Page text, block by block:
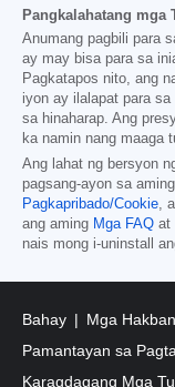
Pangkalahatang mga
Anumang pagbili para
ay may bisa para sa
Pagkatapos nito, ang
iyon ay ilalapat para
sa hinaharap. Ang
ka namin nang maaga
Ang lahat ng bersyon
pagsang-ayon sa aming
Pagkapribado/Cookie ,
ang aming Mga FAQ at
nais mong i-uninstall
Bahay
Mga
Pamantayan sa
Karagdagang Mga